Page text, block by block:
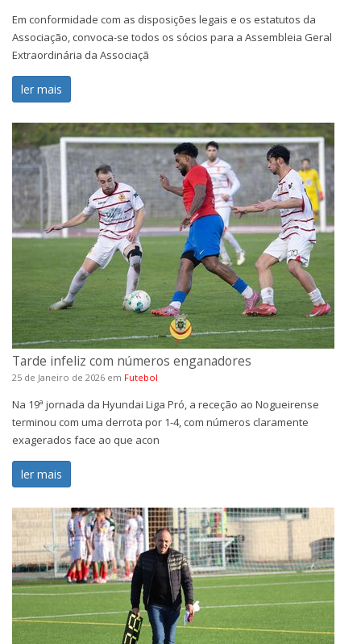
Em conformidade com as disposições legais e os estatutos da
Associação, convoca-se todos os sócios para a Assembleia Geral
Extraordinária da Associaçã
ler mais
Tarde infeliz com números enganadores
25 de Janeiro de 2026 em Futebol
Na 19ª jornada da Hyundai Liga Pró, a receção ao Nogueirense
terminou com uma derrota por 1-4, com números claramente
exagerados face ao que acon
ler mais